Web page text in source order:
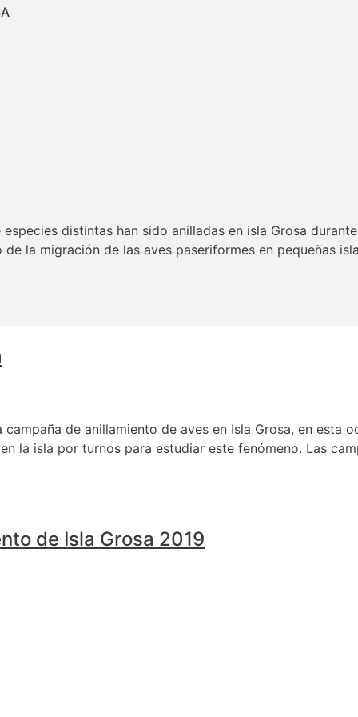
distintas han sido anilladas en isla Grosa
la migración de las aves paseriformes en pequeñas
de anillamiento de aves en Isla Grosa, en esta
la isla por turnos para estudiar este fenómeno. Las
de Isla Grosa 2019